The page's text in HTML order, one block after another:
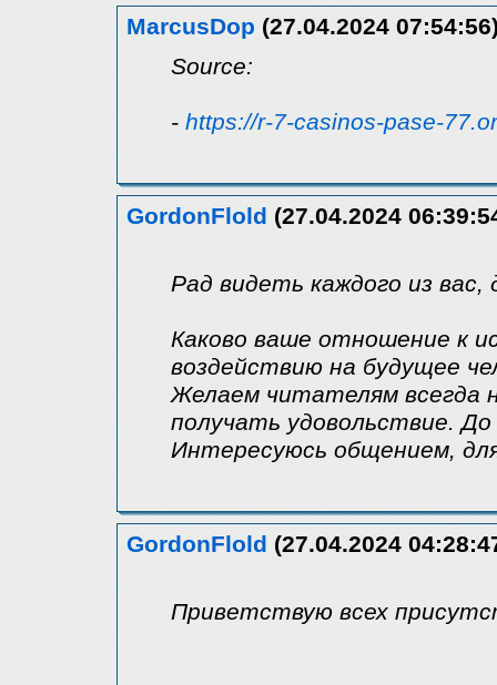
MarcusDop (27.04.2024
Source:
- https://r-7-casinos-pase-
GordonFlold (27.04.2024
Рад видеть каждого из вас,
Каково ваше отношение к
воздействию на будущее
Желаем читателям всегда
получать удовольствие.
Интересуюсь общением,
GordonFlold (27.04.2024
Приветствую всех